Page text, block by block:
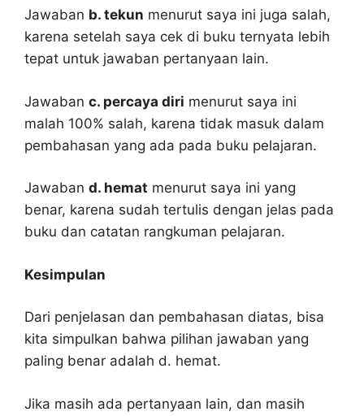
Jawaban b. tekun menurut saya ini juga salah,
karena setelah saya cek di buku ternyata lebih
tepat untuk jawaban pertanyaan lain.
Jawaban c. percaya diri menurut saya ini
malah 100% salah, karena tidak masuk dalam
pembahasan yang ada pada buku pelajaran.
Jawaban d. hemat menurut saya ini yang
benar, karena sudah tertulis dengan jelas pada
buku dan catatan rangkuman pelajaran.
Kesimpulan
Dari penjelasan dan pembahasan diatas, bisa
kita simpulkan bahwa pilihan jawaban yang
paling benar adalah d. hemat.
Jika masih ada pertanyaan lain, dan masih